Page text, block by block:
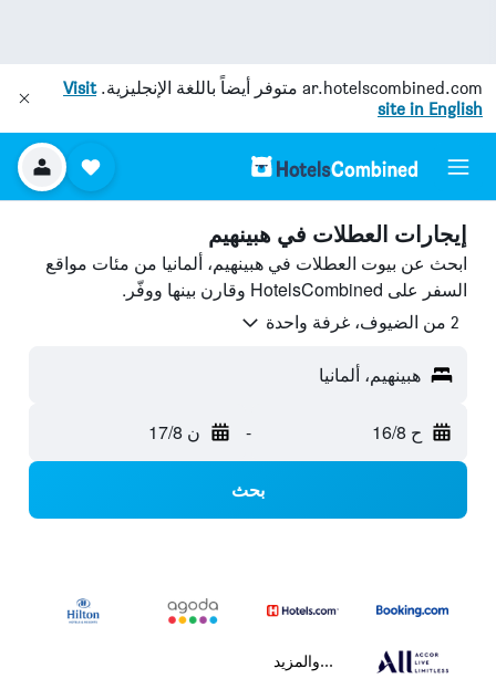
ar.hotelscombined.com متوفر أيضاً باللغة الإنجليزية.Visit
site in English
إيجارات العطلات في هبينهيم
ابحث عن بيوت العطلات في هبينهيم، ألمانيا من مئات مواقع
السفر على HotelsCombined وقارن بينها ووفّر.
2 من الضيوف، غرفة واحدة
هبينهيم، ألمانيا
ح 16/8 - ن 17/8
بحث
...والمزيد